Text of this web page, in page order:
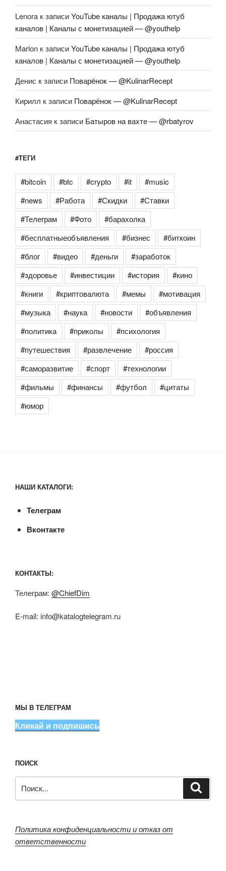
Lenora к записиYouTube каналы | Продажа ютуб
каналов | Каналы с монетизацией — @youthelp
Marlon к записиYouTube каналы | Продажа ютуб
каналов | Каналы с монетизацией — @youthelp
Денис к записи Поварёнок — @KulinarRecept
Кирилл к записи Поварёнок — @KulinarRecept
Анастасия к записи Батыров на вахте — @rbatyrov
#ТЕГИ
#bitcoin #btc #crypto #it
#music
#news
#Работа #Скидки
#Ставки
#Телеграм
#Фото
#барахолка
#бесплатныеобъявления
#бизнес
#биткоин
#блог
#видео #деньги
#заработок
#здоровье
#инвестиции #история
#кино
#книги
#криптовалюта #мемы
#мотивация
#музыка
#наука #новости
#объявления
#политика
#приколы
#психология
#путешествия
#развлечение
#россия
#саморазвитие
#спорт
#технологии
#фильмы
#финансы #футбол
#цитаты
#юмор
НАШИ КАТАЛОГИ:
Телеграм
Вконтакте
КОНТАКТЫ:
Телеграм: @ChiefDim
E-mail: info@katalogtelegram.ru
МЫ В ТЕЛЕГРАМ
Кликай и подпишись
ПОИСК
Политика конфиденциальности и отказ от
ответственности